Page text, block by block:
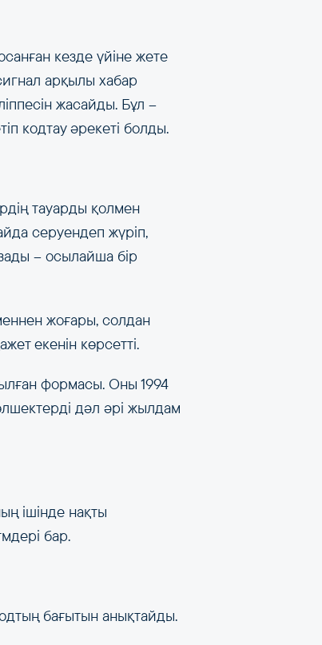
кезде үйіне жете
арқылы хабар
жасайды. Бұл –
кодтау әрекеті болды.
тауарды қолмен
серуендеп жүріп,
– осылайша бір
жоғары, солдан
екенін көрсетті.
формасы. Оны 1994
дәл әрі жылдам
ішінде нақты
бар.
бағытын анықтайды.